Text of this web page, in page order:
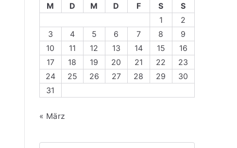
M
D M D F S
S
1
2
3
4 5 6 7 8
9
10
11 12 13 14 15
16
17
18 19 20 21 22
23
24
25 26 27 28 29
30
31
« März